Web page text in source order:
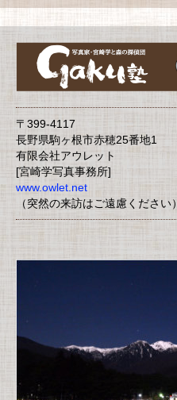
〒399-4117
長野県駒ヶ根市赤穂25番地1
有限会社アウレット
[宮崎学写真事務所]
www.owlet.net
（突然の来訪はご遠慮ください）